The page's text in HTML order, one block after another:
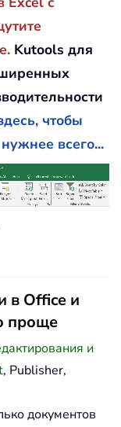
Kutools для
чтобы
всего...
в Office и
проще
и
, Publisher,
документов